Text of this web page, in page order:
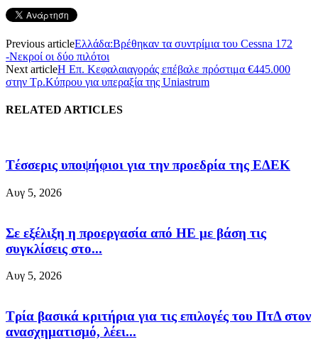
Previous articleΕλλάδα:Βρέθηκαν τα συντρίμια του Cessna 172
-Νεκροί οι δύο πιλότοι
Next articleΗ Επ. Κεφαλαιαγοράς επέβαλε πρόστιμα €445.000
στην Τρ.Κύπρου για υπεραξία της Uniastrum
RELATED ARTICLES
Tέσσερις υποψήφιοι για την προεδρία της ΕΔΕΚ
Αυγ 5, 2026
Σε εξέλιξη η προεργασία από ΗΕ με βάση τις
συγκλίσεις στο...
Αυγ 5, 2026
Τρία βασικά κριτήρια για τις επιλογές του ΠτΔ στον
ανασχηματισμό, λέει...